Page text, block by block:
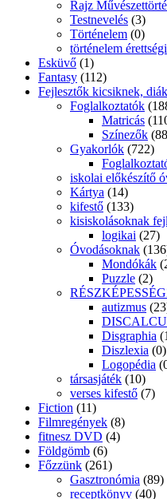
Rajz
Testnevelés (3)
Történelem (0)
történelem érettségi
Esküvő (1)
Fantasy (112)
Fejlesztők kicsiknek,
Foglalkoztatók
Matricás
Színezők
Gyakorlók (722)
iskolai előkészítő
Kártya (14)
kifestő (133)
kisiskolásoknak
logikai (27)
Óvodásoknak
Mondókák
Puzzle (2)
autizmus
Disgraphia
Diszlexia (0)
Logopédia
társasjáték (10)
verses kifestő (7)
Fiction (11)
Filmregények (8)
fitnesz DVD (4)
Földgömb (6)
Főzzünk (261)
Gasztronómia (89)
receptkönyv (40)